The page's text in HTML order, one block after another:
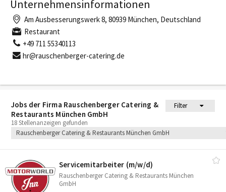
Jobs der Firma Rauschenberger Catering &
Restaurants München GmbH
Filter
18 Stellenanzeigen gefunden
Rauschenberger Catering & Restaurants München GmbH
Servicemitarbeiter (m/​w/​d)
Rauschenberger Catering & Restaurants München
GmbH
Unternehmensinformationen
Am Ausbesserungswerk 8, 80939 München, Deutschland
Restaurant
+49 711 55340113
hr@rauschenberger-catering.de